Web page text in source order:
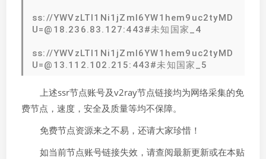
ss://YWVzLTI1Ni1jZmI6YW1hem9uc2tyMD
U=@18.236.83.127:443#未知国家_4
ss://YWVzLTI1Ni1jZmI6YW1hem9uc2tyMD
U=@13.112.102.215:443#未知国家_5
上述ssr节点账号及v2ray节点链接均为网络采集的免
费节点，速度，安全及质量等均不保障。
免费节点资源来之不易，还请大家珍惜！
如当前节点账号链接失效，请查阅最新更新或在本贴